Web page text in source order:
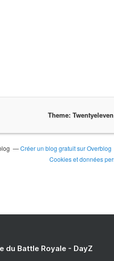
Theme:
Créer un blog gratuit sur Overblog
Cookies et données
du Battle Royale - DayZ